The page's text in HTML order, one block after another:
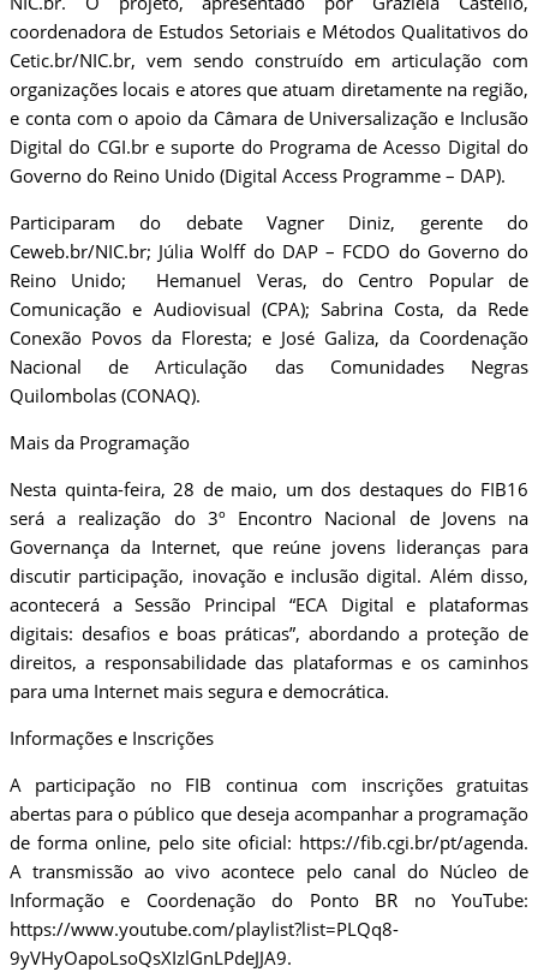
coordenadora de Estudos Setoriais e Métodos Qualitativos do
Cetic.br/NIC.br, vem sendo construído em articulação com
organizações locais e atores que atuam diretamente na região,
e conta com o apoio da Câmara de Universalização e Inclusão
Digital do CGI.br e suporte do Programa de Acesso Digital do
Governo do Reino Unido (Digital Access Programme – DAP).
Participaram do debate Vagner Diniz, gerente do
Ceweb.br/NIC.br; Júlia Wolff do DAP – FCDO do Governo do
Reino Unido; Hemanuel Veras, do Centro Popular de
Comunicação e Audiovisual (CPA); Sabrina Costa, da Rede
Conexão Povos da Floresta; e José Galiza, da Coordenação
Nacional de Articulação das Comunidades Negras
Quilombolas (CONAQ).
Mais da Programação
Nesta quinta-feira, 28 de maio, um dos destaques do FIB16
será a realização do 3º Encontro Nacional de Jovens na
Governança da Internet, que reúne jovens lideranças para
discutir participação, inovação e inclusão digital. Além disso,
acontecerá a Sessão Principal “ECA Digital e plataformas
digitais: desafios e boas práticas”, abordando a proteção de
direitos, a responsabilidade das plataformas e os caminhos
para uma Internet mais segura e democrática.
Informações e Inscrições
A participação no FIB continua com inscrições gratuitas
abertas para o público que deseja acompanhar a programação
de forma online, pelo site oficial: https://fib.cgi.br/pt/agenda.
A transmissão ao vivo acontece pelo canal do Núcleo de
Informação e Coordenação do Ponto BR no YouTube:
https://www.youtube.com/playlist?list=PLQq8-
9yVHyOapoLsoQsXIzlGnLPdeJJA9.